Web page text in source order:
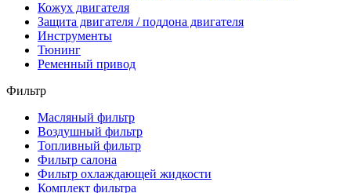
Кожух двигателя
Защита двигателя / поддона двигателя
Инструменты
Тюнинг
Ременный привод
Фильтр
Масляный фильтр
Воздушный фильтр
Топливный фильтр
Фильтр салона
Фильтр охлаждающей жидкости
Комплект фильтра